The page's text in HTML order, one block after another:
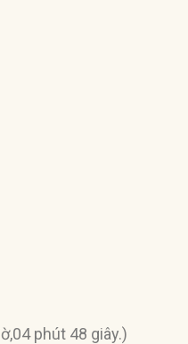
phút 48 giây.)